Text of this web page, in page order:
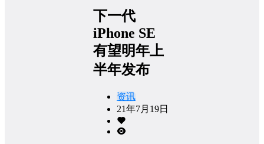
下一代
iPhone SE
有望明年上
半年发布
资讯
21年7月19日